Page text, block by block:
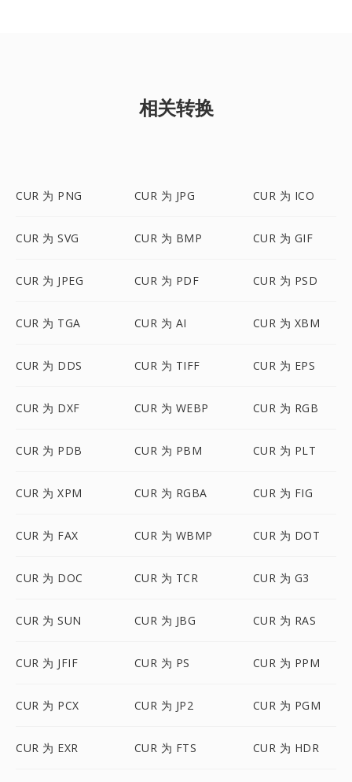
相关转换
CUR 为 PNG CUR 为 JPG CUR 为 ICO
CUR 为 SVG CUR 为 BMP CUR 为 GIF
CUR 为 JPEG CUR 为 PDF CUR 为 PSD
CUR 为 TGA CUR 为 AI CUR 为 XBM
CUR 为 DDS CUR 为 TIFF CUR 为 EPS
CUR 为 DXF CUR 为 WEBP CUR 为 RGB
CUR 为 PDB CUR 为 PBM CUR 为 PLT
CUR 为 XPM CUR 为 RGBA CUR 为 FIG
CUR 为 FAX CUR 为 WBMP CUR 为 DOT
CUR 为 DOC CUR 为 TCR CUR 为 G3
CUR 为 SUN CUR 为 JBG CUR 为 RAS
CUR 为 JFIF CUR 为 PS CUR 为 PPM
CUR 为 PCX CUR 为 JP2 CUR 为 PGM
CUR 为 EXR CUR 为 FTS CUR 为 HDR